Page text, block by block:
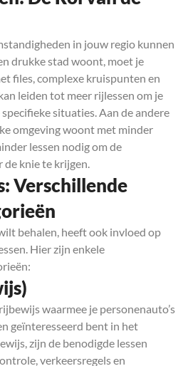
in jouw regio kunnen
drukke stad woont, moet je
files, complexe kruispunten en
leiden tot meer rijlessen om je
situaties. Aan de andere
omgeving woont met minder
lessen nodig om de
de knie te krijgen.
Verschillende
behalen, heeft ook invloed op
Hier zijn enkele
waarmee je personenauto’s
geïnteresseerd bent in het
zijn de benodigde lessen
verkeersregels en